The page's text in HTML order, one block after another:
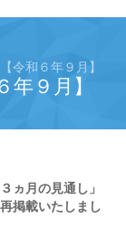
令和６年９月】
９月】
ヵ月の見通し」
掲載いたしまし